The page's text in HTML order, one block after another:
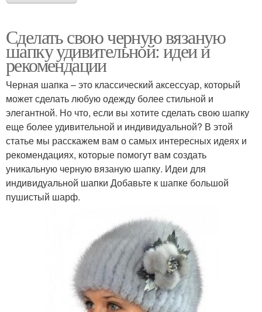
Сделать свою черную вязаную
шапку удивительной: идеи и
рекомендации
Черная шапка – это классический аксессуар, который
может сделать любую одежду более стильной и
элегантной. Но что, если вы хотите сделать свою шапку
еще более удивительной и индивидуальной? В этой
статье мы расскажем вам о самых интересных идеях и
рекомендациях, которые помогут вам создать
уникальную черную вязаную шапку. Идеи для
индивидуальной шапки Добавьте к шапке большой
пушистый шарф.